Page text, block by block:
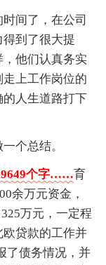
间了，在公司
到了很大提
他们认真务实
上工作岗位的
人生道路打下
个总结。
个字……育
余万元资金，
万元，一定程
贷款的工作并
了债务情况，并